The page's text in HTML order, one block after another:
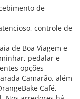
de
controle de
de Boa Viagem e
pedalar e
opções
Camarão, além
Café,